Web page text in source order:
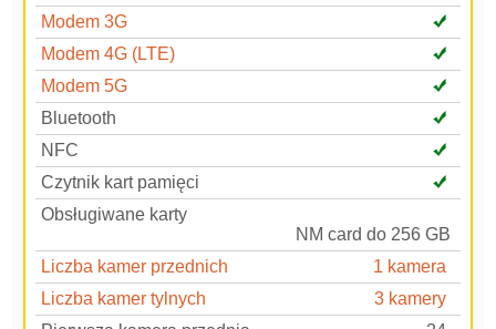
Modem 3G
Modem 4G (LTE)
Modem 5G
Bluetooth
NFC
Czytnik kart pamięci
Obsługiwane karty
NM card do 256 GB
Liczba kamer przednich
1 kamera
Liczba kamer tylnych
3 kamery